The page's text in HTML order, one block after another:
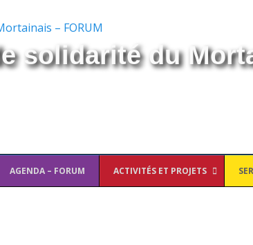
solidarité du
AGENDA – FORUM ACTIVITÉS ET PROJETS